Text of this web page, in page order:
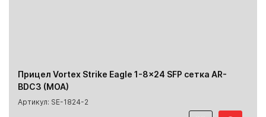
Прицел Vortex Strike Eagle 1-8x24 SFP сетка AR-
BDC3 (MOA)
Артикул: SE-1824-2